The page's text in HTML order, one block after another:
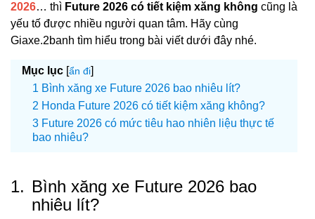
2026… thì Future 2026 có tiết kiệm xăng không cũng là
yếu tố được nhiều người quan tâm. Hãy cùng
Giaxe.2banh tìm hiểu trong bài viết dưới đây nhé.
Mục lục [ẩn đi]
Bình xăng xe Future 2026 bao nhiêu lít?
Honda Future 2026 có tiết kiệm xăng không?
Future 2026 có mức tiêu hao nhiên liệu thực tế
bao nhiêu?
1. Bình xăng xe Future 2026 bao
nhiêu lít?